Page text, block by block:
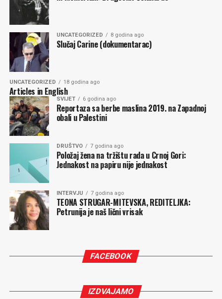
UNCATEGORIZED 8 godina ago
Slučaj Carine (dokumentarac)
UNCATEGORIZED 18 godina ago
Articles in English
SVIJET 6 godina ago
Reportaza sa berbe maslina 2019. na Zapadnoj
obali u Palestini
DRUŠTVO 7 godina ago
Položaj žena na tržištu rada u Crnoj Gori:
Jednakost na papiru nije jednakost
INTERVJU 7 godina ago
TEONA STRUGAR-MITEVSKA, REDITELJKA:
Petrunija je naš lični vrisak
FACEBOOK
IZDVAJAMO